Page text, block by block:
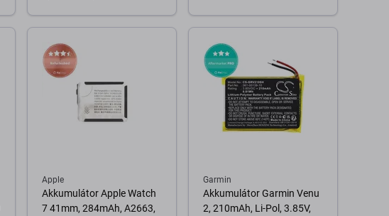
A pálya elérhetősége
Apple
Akkumulátor Apple Watch
7 41mm, 284mAh, A2663,
Garmin
Akkumulátor Garmin Venu
2, 210mAh, Li-Pol, 3.85V,